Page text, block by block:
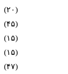
(۲۰)
(۴۵)
(۱۵)
(۱۵)
(۴۷)